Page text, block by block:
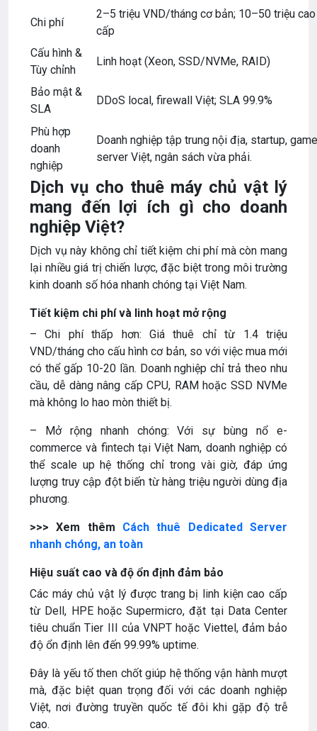
Chi phí
2–5 triệu VND/tháng cơ bản; 10–50 triệu cao
cấp
Cấu hình &
Tùy chỉnh
Linh hoạt (Xeon, SSD/NVMe, RAID)
Bảo mật &
SLA
DDoS local, firewall Việt; SLA 99.9%
Phù hợp
doanh
nghiệp
Doanh nghiệp tập trung nội địa, startup, game
server Việt, ngân sách vừa phải.
Dịch vụ cho thuê máy chủ vật lý
mang đến lợi ích gì cho doanh
nghiệp Việt?
Dịch vụ này không chỉ tiết kiệm chi phí mà còn mang
lại nhiều giá trị chiến lược, đặc biệt trong môi trường
kinh doanh số hóa nhanh chóng tại Việt Nam.
Tiết kiệm chi phí và linh hoạt mở rộng
– Chi phí thấp hơn: Giá thuê chỉ từ 1.4 triệu
VND/tháng cho cấu hình cơ bản, so với việc mua mới
có thể gấp 10-20 lần. Doanh nghiệp chỉ trả theo nhu
cầu, dễ dàng nâng cấp CPU, RAM hoặc SSD NVMe
mà không lo hao mòn thiết bị.
– Mở rộng nhanh chóng: Với sự bùng nổ e-
commerce và fintech tại Việt Nam, doanh nghiệp có
thể scale up hệ thống chỉ trong vài giờ, đáp ứng
lượng truy cập đột biến từ hàng triệu người dùng địa
phương.
>>> Xem thêm Cách thuê Dedicated Server
nhanh chóng, an toàn
Hiệu suất cao và độ ổn định đảm bảo
Các máy chủ vật lý được trang bị linh kiện cao cấp
từ Dell, HPE hoặc Supermicro, đặt tại Data Center
tiêu chuẩn Tier III của VNPT hoặc Viettel, đảm bảo
độ ổn định lên đến 99.99% uptime.
Đây là yếu tố then chốt giúp hệ thống vận hành mượt
mà, đặc biệt quan trọng đối với các doanh nghiệp
Việt, nơi đường truyền quốc tế đôi khi gặp độ trễ
cao.